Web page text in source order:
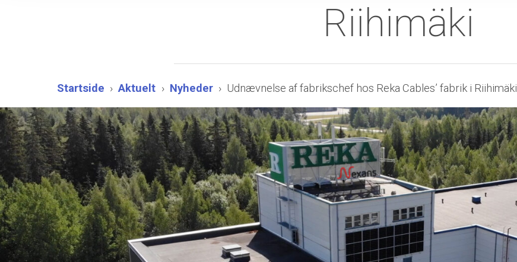
Riihimäki
Startside Aktuelt Nyheder Udnævnelse af fabrikschef hos Reka Cables’ fabrik i Riihimäki